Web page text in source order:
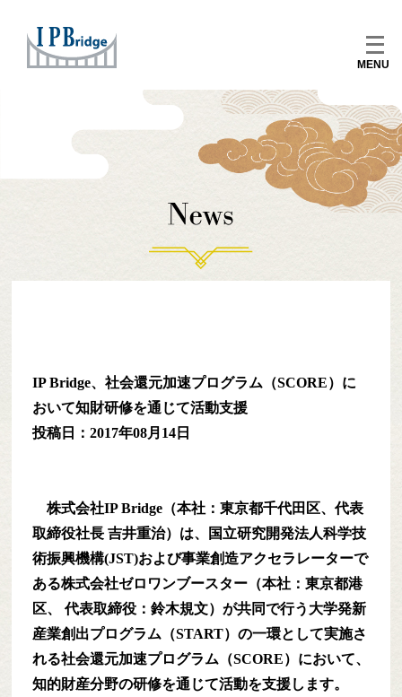
content
メ
ニ
ー
を
く
IP Bridge、社会還元加速プログラム（SCORE）に
おいて知財研修を通じて活動支援
投稿日：2017年08月14日
株式会社IP Bridge（本社：東京都千代田区、代表
取締役社長 吉井重治）は、国立研究開発法人科学技
術振興機構(JST)および事業創造アクセラレーターで
ある株式会社ゼロワンブースター（本社：東京都港
区、 代表取締役：鈴木規文）が共同で行う大学発新
産業創出プログラム（START）の一環として実施さ
れる社会還元加速プログラム（SCORE）において、
知的財産分野の研修を通じて活動を支援します。